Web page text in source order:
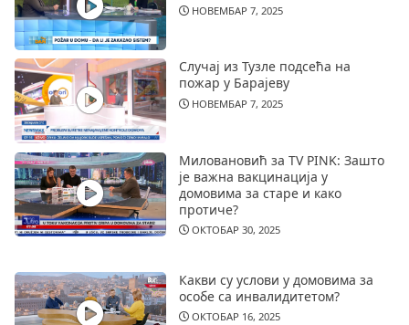
НОВЕМБАР 7, 2025
Случај из Тузле подсећа на
пожар у Барајеву
НОВЕМБАР 7, 2025
Миловановић за TV PINK: Зашто
је важна вакцинација у
домовима за старе и како
протиче?
ОКТОБАР 30, 2025
Какви су услови у домовима за
особе са инвалидитетом?
ОКТОБАР 16, 2025